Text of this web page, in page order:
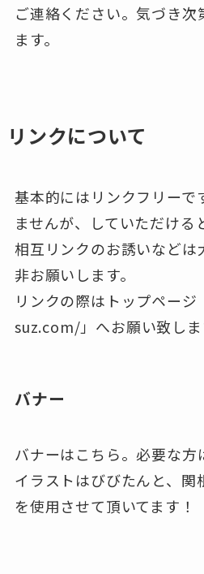
ご連絡ください。気づき次
ます。
リンクについて
基本的にはリンクフリーで
ませんが、していただける
相互リンクのお誘いなどは
非お願いします。
リンクの際はトップペー
suz.com/」へお願い致しま
バナー
バナーはこちら。必要な方
イラストはびびたんと、関
を使用させて頂いてます！